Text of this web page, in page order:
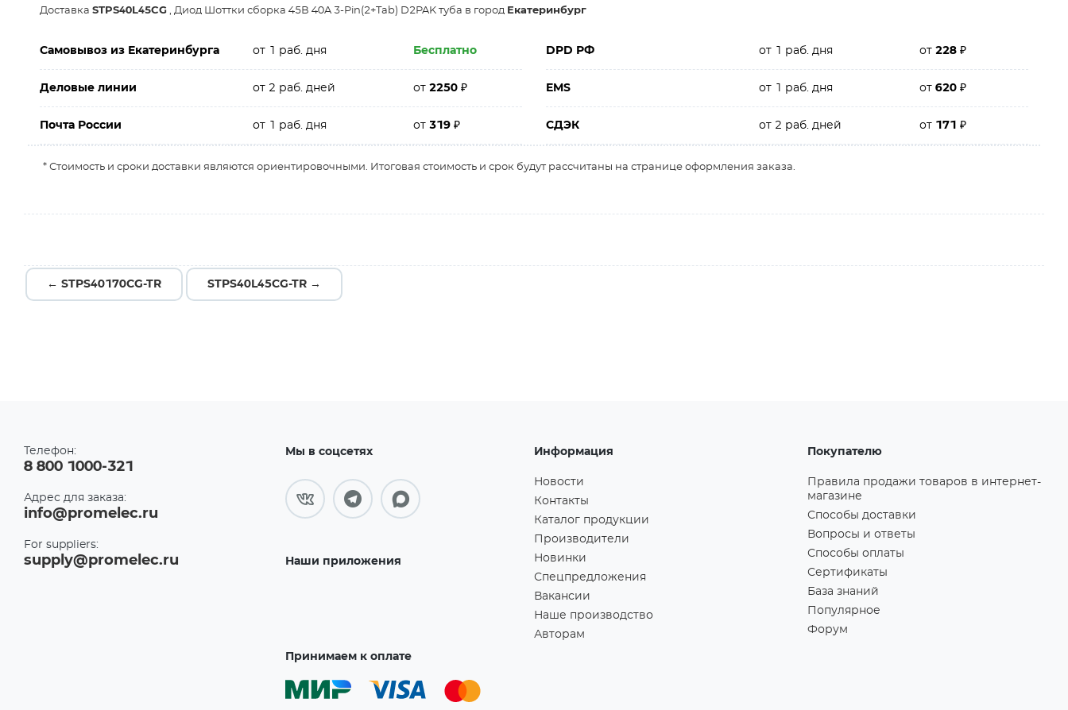
Доставка STPS40L45CG , Диод Шоттки сборка 45В 40A 3-Pin(2+Tab) D2PAK туба в город Екатеринбург
Самовывоз из Екатеринбурга от 1 раб. дня Бесплатно DPD РФ от 1 раб. дня от228₽
Деловые линии от 2 раб. дней от2250₽ EMS от 1 раб. дня от620₽
Почта России от 1 раб. дня от319₽ СДЭК от 2 раб. дней от 171₽
* Стоимость и сроки доставки являются ориентировочными. Итоговая стоимость и срок будут рассчитаны на странице оформления заказа.
← STPS40170CG-TR STPS40L45CG-TR →
Телефон:
8 800 1000-321
Адрес для заказа:
info@promelec.ru
For suppliers:
supply@promelec.ru
Мы в соцсетях
Наши приложения
Принимаем к оплате
Информация
Новости
Контакты
Каталог продукции
Производители
Новинки
Спецпредложения
Вакансии
Наше производство
Авторам
Покупателю
Правила продажи товаров в интернет-
магазине
Способы доставки
Вопросы и ответы
Способы оплаты
Сертификаты
База знаний
Популярное
Форум